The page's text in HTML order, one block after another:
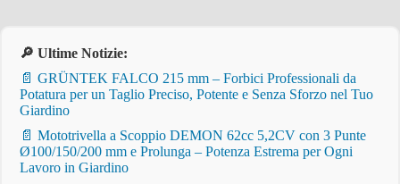
🔎 Ultime Notizie:
📄 GRÜNTEK FALCO 215 mm – Forbici Professionali da
Potatura per un Taglio Preciso, Potente e Senza Sforzo nel Tuo
Giardino
📄 Mototrivella a Scoppio DEMON 62cc 5,2CV con 3 Punte
Ø100/150/200 mm e Prolunga – Potenza Estrema per Ogni
Lavoro in Giardino